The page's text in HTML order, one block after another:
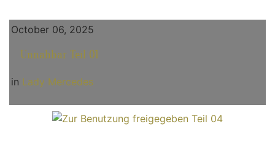
October 06, 2025
Unnahbar Teil 01
in Lady Mercedes